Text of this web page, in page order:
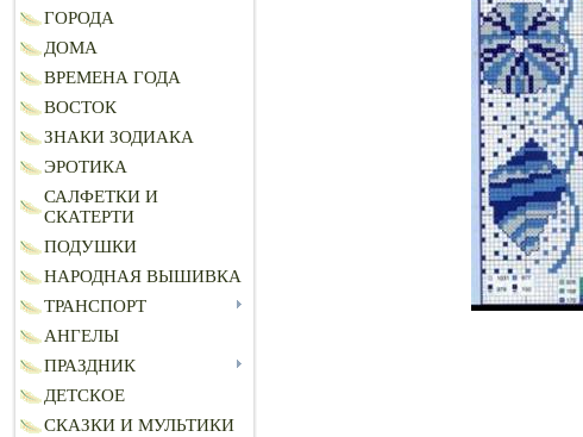
ГОРОДА
ДОМА
ВРЕМЕНА ГОДА
ВОСТОК
ЗНАКИ ЗОДИАКА
ЭРОТИКА
САЛФЕТКИ И
СКАТЕРТИ
ПОДУШКИ
НАРОДНАЯ ВЫШИВКА
ТРАНСПОРТ
АНГЕЛЫ
ПРАЗДНИК
ДЕТСКОЕ
СКАЗКИ И МУЛЬТИКИ